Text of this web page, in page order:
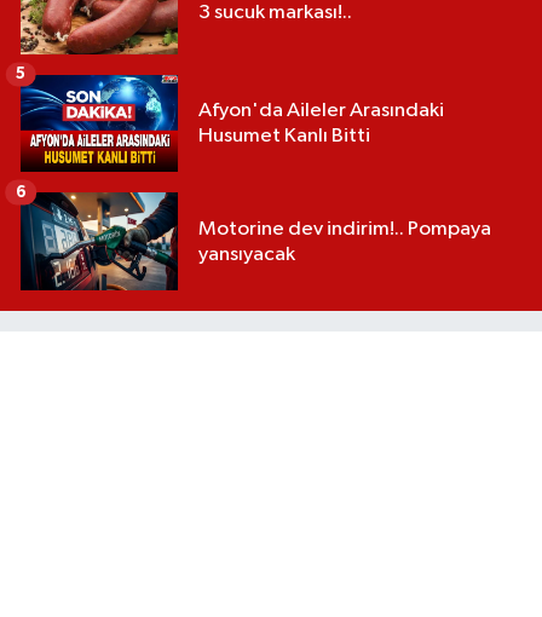
3 sucuk markası!..
Afyon'da Aileler Arasındaki
Husumet Kanlı Bitti
5
Motorine dev indirim!.. Pompaya
yansıyacak
6